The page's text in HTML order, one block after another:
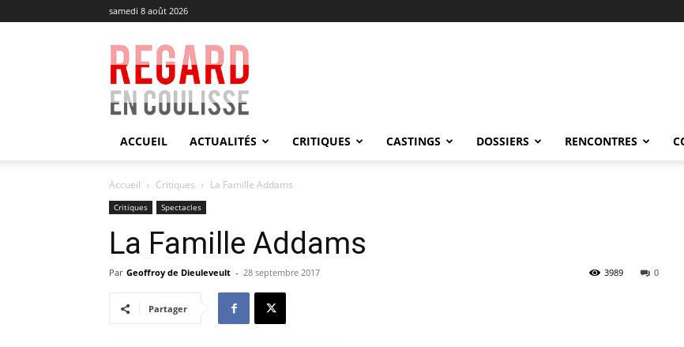
samedi 8 août 2026
Regard
en
Coulisse
ACCUEIL ACTUALITÉS CRITIQUES CASTINGS DOSSIERS RENCONTRES
Accueil Critiques La Famille Addams
Critiques Spectacles
La Famille Addams
Par Geoffroy de Dieuleveult - 28 septembre 2017 0
3989
Partager